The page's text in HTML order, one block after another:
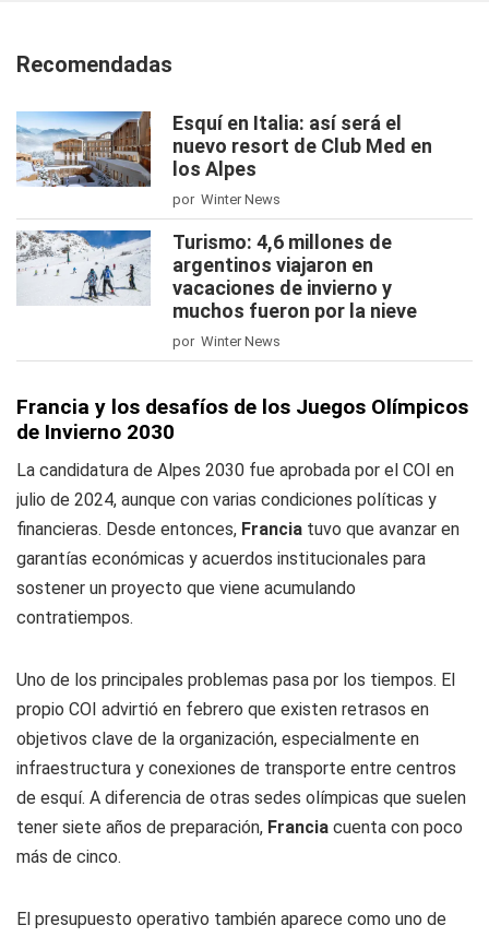
Recomendadas
Esquí en Italia: así será el
nuevo resort de Club Med en
los Alpes
por Winter News
Turismo: 4,6 millones de
argentinos viajaron en
vacaciones de invierno y
muchos fueron por la nieve
por Winter News
Francia y los desafíos de los Juegos Olímpicos
de Invierno 2030
La candidatura de Alpes 2030 fue aprobada por el COI en
julio de 2024, aunque con varias condiciones políticas y
financieras. Desde entonces, Francia tuvo que avanzar en
garantías económicas y acuerdos institucionales para
sostener un proyecto que viene acumulando
contratiempos.
Uno de los principales problemas pasa por los tiempos. El
propio COI advirtió en febrero que existen retrasos en
objetivos clave de la organización, especialmente en
infraestructura y conexiones de transporte entre centros
de esquí. A diferencia de otras sedes olímpicas que suelen
tener siete años de preparación, Francia cuenta con poco
más de cinco.
El presupuesto operativo también aparece como uno de